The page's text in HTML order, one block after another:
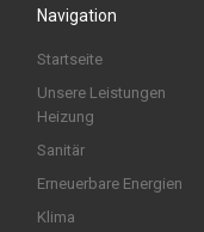
Navigation
Startseite
Unsere Leistungen
Heizung
Sanitär
Erneuerbare Energien
Klima